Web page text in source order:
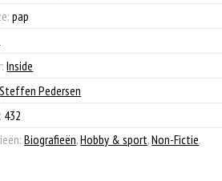
pap
Inside
Steffen Pedersen
432
Biografieën,Hobby & sport,Non-Fictie.